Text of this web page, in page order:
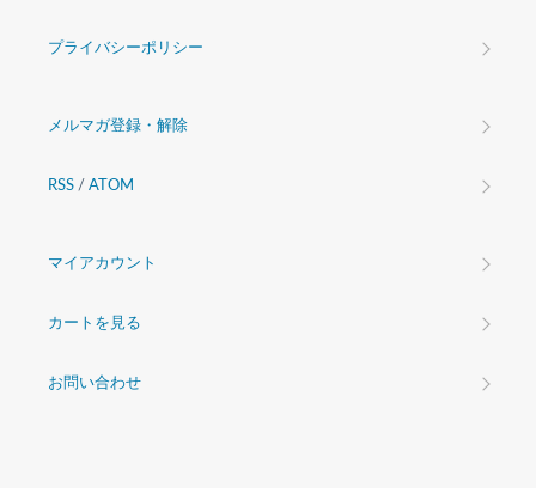
プライバシーポリシー
メルマガ登録・解除
RSS / ATOM
マイアカウント
カートを見る
お問い合わせ